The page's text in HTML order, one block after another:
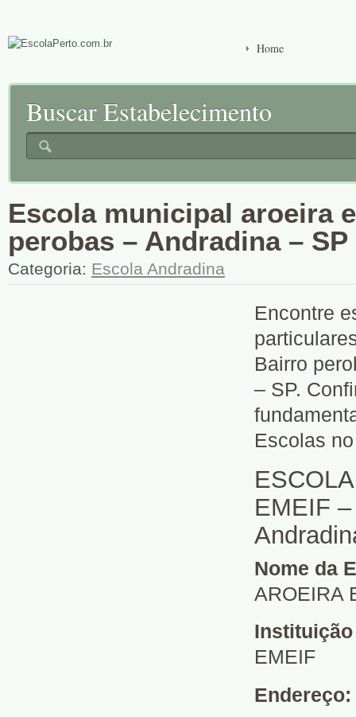
Home
Buscar Estabelecimento
Escola municipal aroeira
perobas – Andradina – SP
Categoria: Escola Andradina
Encontre
Bairro
– SP.
Escolas
EMEIF
Nome da
AROEIRA
EMEIF
Endereço: